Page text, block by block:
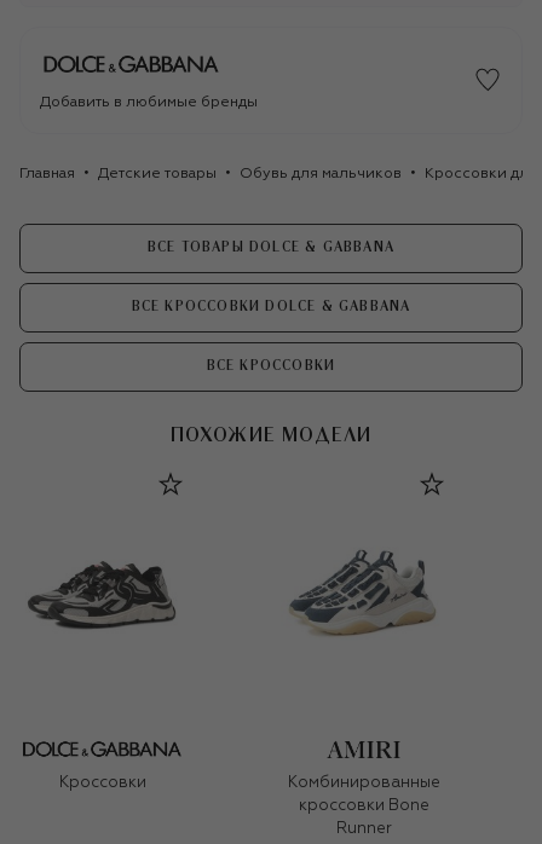
Добавить в любимые бренды
Главная Детские товары Обувь для мальчиков Кроссовки для
ВСЕ ТОВАРЫ DOLCE & GABBANA
ВСЕ КРОССОВКИ DOLCE & GABBANA
ВСЕ КРОССОВКИ
ПОХОЖИЕ МОДЕЛИ
Кроссовки
Комбинированные
кроссовки Bone
Runner